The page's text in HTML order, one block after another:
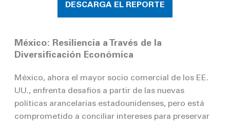
DESCARGA EL REPORTE
México: Resiliencia a Través de la
Diversificación Económica
México, ahora el mayor socio comercial de los EE.
UU., enfrenta desafíos a partir de las nuevas
políticas arancelarias estadounidenses, pero está
comprometido a conciliar intereses para preservar